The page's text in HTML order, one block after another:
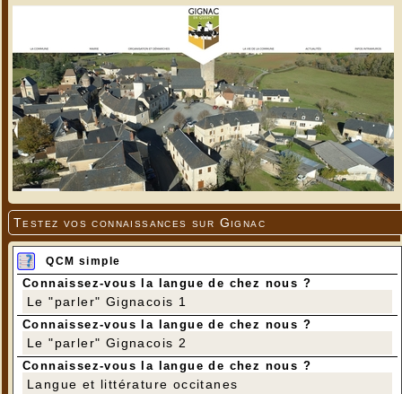
Testez vos connaissances sur Gignac
QCM simple
Connaissez-vous la langue de chez nous ?
Le "parler" Gignacois 1
Connaissez-vous la langue de chez nous ?
Le "parler" Gignacois 2
Connaissez-vous la langue de chez nous ?
Langue et littérature occitanes